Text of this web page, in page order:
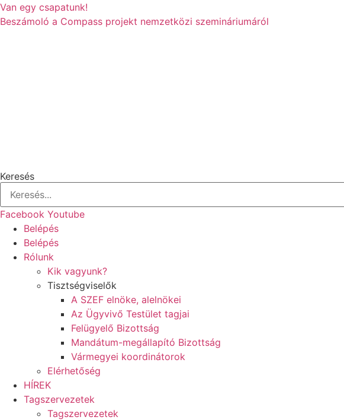
Van egy csapatunk!
Beszámoló a Compass projekt nemzetközi szemináriumáról
Keresés
Facebook Youtube
Belépés
Belépés
Rólunk
Kik vagyunk?
Tisztségviselők
A SZEF elnöke, alelnökei
Az Ügyvivő Testület tagjai
Felügyelő Bizottság
Mandátum-megállapító Bizottság
Vármegyei koordinátorok
Elérhetőség
HÍREK
Tagszervezetek
Tagszervezetek